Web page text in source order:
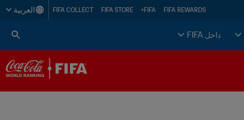
FIFA REWARDS
FIFA+
FIFA STORE
FIFA COLLECT العربية
داخل FIFA